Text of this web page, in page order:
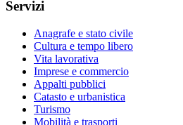
Servizi
Anagrafe e stato civile
Cultura e tempo libero
Vita lavorativa
Imprese e commercio
Appalti pubblici
Catasto e urbanistica
Turismo
Mobilità e trasporti